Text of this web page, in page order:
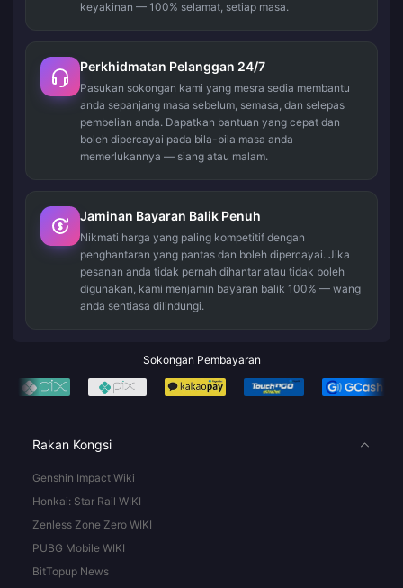
keyakinan — 100% selamat, setiap masa.
Perkhidmatan Pelanggan 24/7
Pasukan sokongan kami yang mesra sedia membantu
anda sepanjang masa sebelum, semasa, dan selepas
pembelian anda. Dapatkan bantuan yang cepat dan
boleh dipercayai pada bila-bila masa anda
memerlukannya — siang atau malam.
Jaminan Bayaran Balik Penuh
Nikmati harga yang paling kompetitif dengan
penghantaran yang pantas dan boleh dipercayai. Jika
pesanan anda tidak pernah dihantar atau tidak boleh
digunakan, kami menjamin bayaran balik 100% — wang
anda sentiasa dilindungi.
Sokongan Pembayaran
Rakan Kongsi
Genshin Impact Wiki
Honkai: Star Rail WIKI
Zenless Zone Zero WIKI
PUBG Mobile WIKI
BitTopup News